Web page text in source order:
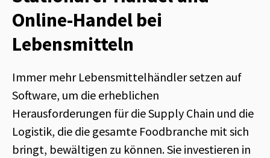
Online-Handel bei
Lebensmitteln
Immer mehr Lebensmittelhändler setzen auf
Software, um die erheblichen
Herausforderungen für die Supply Chain und die
Logistik, die die gesamte Foodbranche mit sich
bringt, bewältigen zu können. Sie investieren in